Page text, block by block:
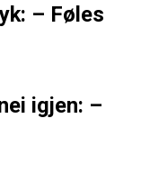
– Føles
igjen: –